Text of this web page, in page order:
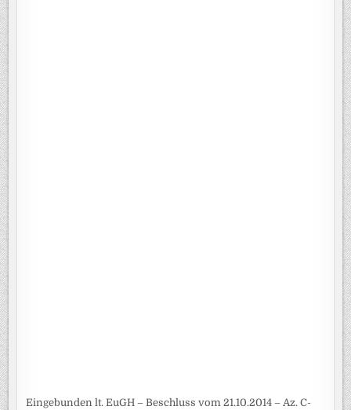
Eingebunden lt. EuGH – Beschluss vom 21.10.2014 – Az. C-